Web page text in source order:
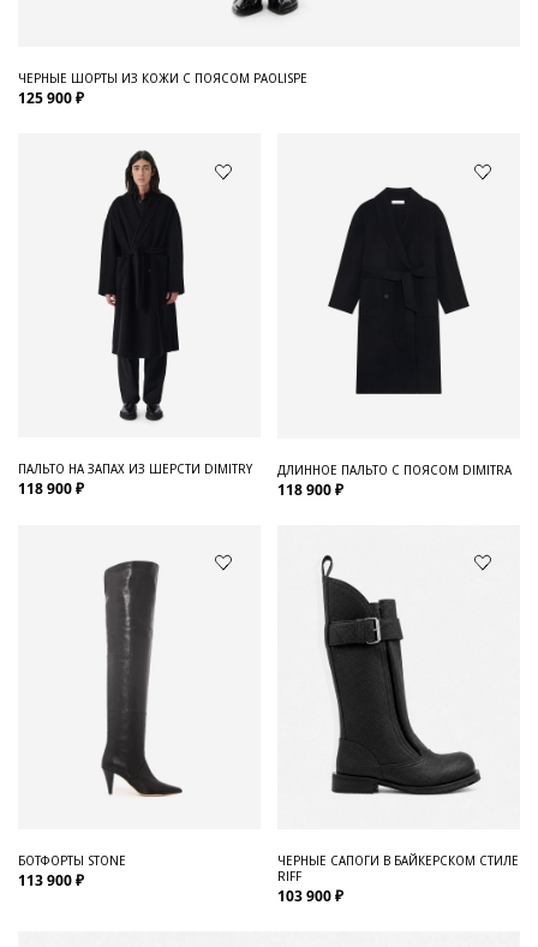
ЧЕРНЫЕ ШОРТЫ ИЗ КОЖИ С ПОЯСОМ PAOLISPE
125 900 ₽
ПАЛЬТО НА ЗАПАХ ИЗ ШЕРСТИ DIMITRY
118 900 ₽
ДЛИННОЕ ПАЛЬТО С ПОЯСОМ DIMITRA
118 900 ₽
БОТФОРТЫ STONE
113 900 ₽
ЧЕРНЫЕ САПОГИ В БАЙКЕРСКОМ СТИЛЕ
RIFF
103 900 ₽